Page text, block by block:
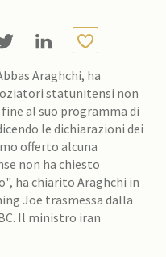
Araghchi, ha
statunitensi non
al suo programma di
le dichiarazioni dei
offerto alcuna
non ha chiesto
ha chiarito Araghchi in
Joe trasmessa dalla
Il ministro iran